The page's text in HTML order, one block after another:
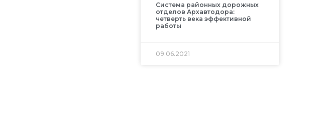
Система районных дорожных
отделов Архавтодора:
четверть века эффективной
работы
09.06.2021